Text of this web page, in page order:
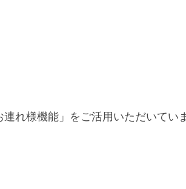
れ様機能」をご活用いただいていま